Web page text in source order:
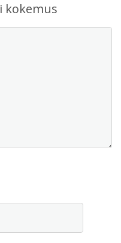
kokemus